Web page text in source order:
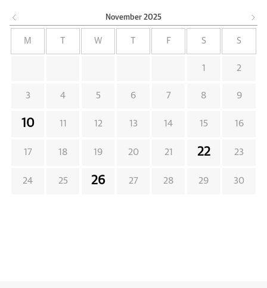
November 2025
M W F S S
1 2
3 4 5 6 7 8 9
10 11 12 13 14 15 16
17 18 19 20 21 22 23
24 25 26 27 28 29 30